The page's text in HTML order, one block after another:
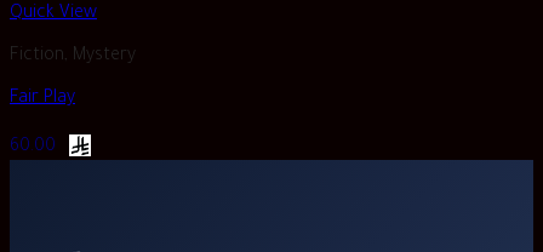
Quick View
Fiction, Mystery
Fair Play